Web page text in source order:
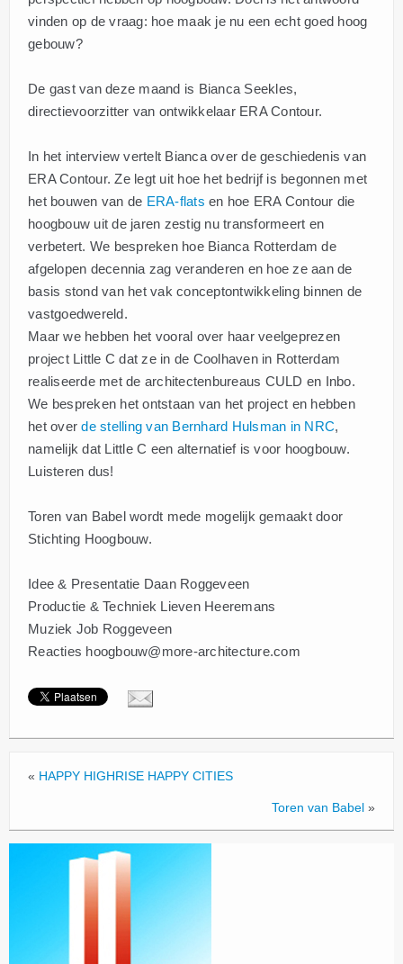
vinden op de vraag: hoe maak je nu een echt goed hoog
gebouw?
De gast van deze maand is Bianca Seekles,
directievoorzitter van ontwikkelaar ERA Contour.
In het interview vertelt Bianca over de geschiedenis van
ERA Contour. Ze legt uit hoe het bedrijf is begonnen met
het bouwen van de ERA-flats en hoe ERA Contour die
hoogbouw uit de jaren zestig nu transformeert en
verbetert. We bespreken hoe Bianca Rotterdam de
afgelopen decennia zag veranderen en hoe ze aan de
basis stond van het vak conceptontwikkeling binnen de
vastgoedwereld.
Maar we hebben het vooral over haar veelgeprezen
project Little C dat ze in de Coolhaven in Rotterdam
realiseerde met de architectenbureaus CULD en Inbo.
We bespreken het ontstaan van het project en hebben
het overde stelling van Bernhard Hulsman in NRC,
namelijk dat Little C een alternatief is voor hoogbouw.
Luisteren dus!
Toren van Babel wordt mede mogelijk gemaakt door
Stichting Hoogbouw.
Idee & Presentatie Daan Roggeveen
Productie & Techniek Lieven Heeremans
Muziek Job Roggeveen
Reacties hoogbouw@more-architecture.com
« HAPPY HIGHRISE HAPPY CITIES
Toren van Babel »